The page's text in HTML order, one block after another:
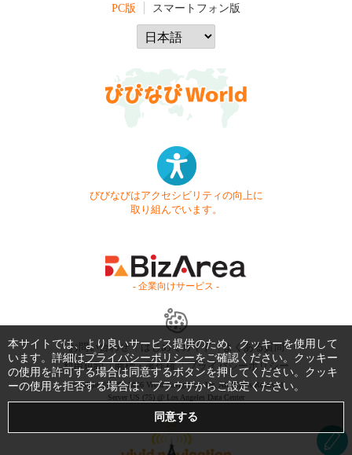
PC版 スマートフォン版
びびなびはアクセシビリティの向上に
取り組んでいます。
- 企業向けサービス -
お問い合わせ はじめてガイド
よくある質問
利用規約
商標・著作権 プライバシーポリシー
Copyright © 1999-2026 Vivid Navigation, Inc. All Rights Reserved.
Server US (75) @ Los Angeles Data Center
本サイトでは、より良いサービス提供のため、クッキーを使用して
います。詳細はプライバシーポリシーをご確認ください。クッキー
の使用を許可する場合は同意するボタンを押してください。クッキ
ーの使用を拒否する場合は、ブラウザからご設定ください。